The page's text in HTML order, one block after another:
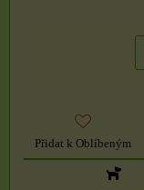
Přidat k Oblíbeným